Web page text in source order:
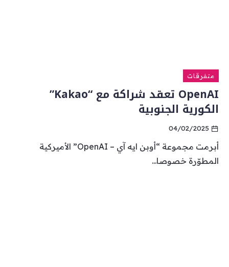
متفرقات
OpenAI تعقد شراكة مع “Kakao”
الكورية الجنوبية
04/02/2025
أبرمت مجموعة “أوبن ايه آي – OpenAI” الأميركية
المطوّرة خصوصا...